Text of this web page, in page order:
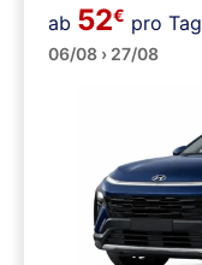
SUVs
ab 52€ pro Tag
06/08 › 27/08